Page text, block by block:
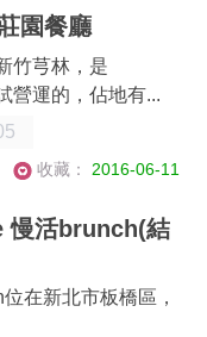
園餐廳
竹芎林，是
營運的，佔地有...
收藏： 2016-06-11
慢活brunch(結
在新北市板橋區，